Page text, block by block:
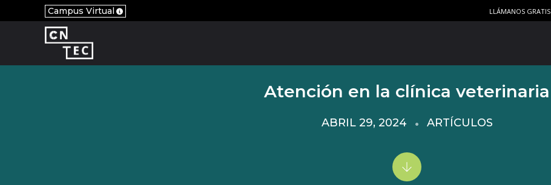
Campus Virtual LLÁMANOS GRATIS
Atención en la clínica veterinaria
ABRIL 29, 2024 ARTÍCULOS